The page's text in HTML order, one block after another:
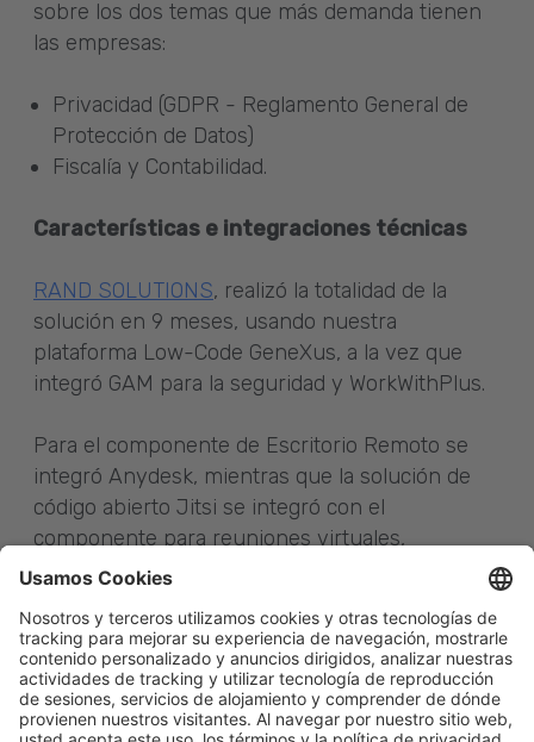
sobre los dos temas que más demanda tienen
las empresas:
Privacidad (GDPR - Reglamento General de
Protección de Datos)
Fiscalía y Contabilidad.
Características e integraciones técnicas
RAND SOLUTIONS, realizó la totalidad de la
solución en 9 meses, usando nuestra
plataforma Low-Code GeneXus, a la vez que
integró GAM para la seguridad y WorkWithPlus.
Para el componente de Escritorio Remoto se
integró Anydesk, mientras que la solución de
código abierto Jitsi se integró con el
componente para reuniones virtuales,
personalizando la interfaz e integrando las
también gestiona reuniones.